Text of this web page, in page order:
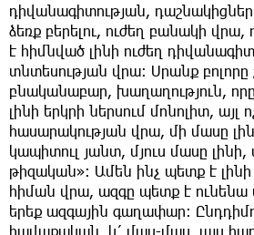
դիվանագիտության, դաշնակիցներ
ձեռք բերելու, ուժեղ բանակի վրա,
է հիմնված լինի ուժեղ
տնտեսության վրա։ Սրանք
բնականաբար, խաղաղություն,
լինի երկրի ներսում մոնոլիտ,
հասարակության վրա, մի մասը
կապիտուլ յանտ, մյուս մասը լինի,
թիզական»։ Ամեն ինչ պետք է
հիման վրա, ազգը պետք է ունենա
երեք ազգային գաղափար։
հավաքական, և՛ մաս-մաս, այս